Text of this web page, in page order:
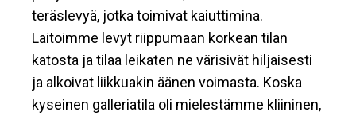
teräslevyä, jotka toimivat kaiuttimina.
Laitoimme levyt riippumaan korkean tilan
katosta ja tilaa leikaten ne värisivät hiljaisesti
ja alkoivat liikkuakin äänen voimasta. Koska
kyseinen galleriatila oli mielestämme kliininen,